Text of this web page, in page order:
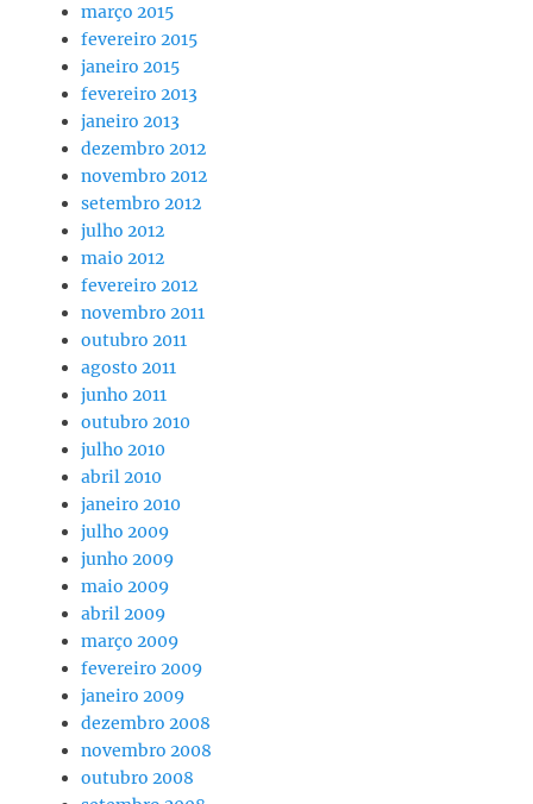
março 2015
fevereiro 2015
janeiro 2015
fevereiro 2013
janeiro 2013
dezembro 2012
novembro 2012
setembro 2012
julho 2012
maio 2012
fevereiro 2012
novembro 2011
outubro 2011
agosto 2011
junho 2011
outubro 2010
julho 2010
abril 2010
janeiro 2010
julho 2009
junho 2009
maio 2009
abril 2009
março 2009
fevereiro 2009
janeiro 2009
dezembro 2008
novembro 2008
outubro 2008